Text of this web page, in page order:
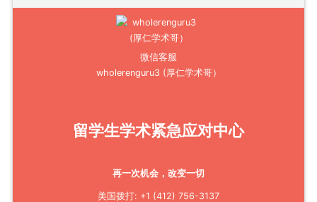
微信客服
wholerenguru3 (厚仁学术哥）
留学生学术紧急应对中心
再一次机会，改变一切
美国拨打: +1 (412) 756-3137